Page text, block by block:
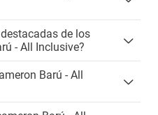
de los
- All Inclusive?
Barú - All